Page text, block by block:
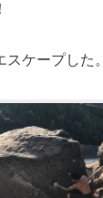
ケープした。